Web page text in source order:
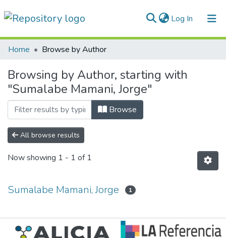
Log In (current)
Communities & Collections
All of DSpace
Normativas
Home Browse by Author
Browsing by Author, starting with
"Sumalabe Mamani, Jorge"
Browse
All browse results
Now showing 1 - 1 of 1
Sumalabe Mamani, Jorge 1